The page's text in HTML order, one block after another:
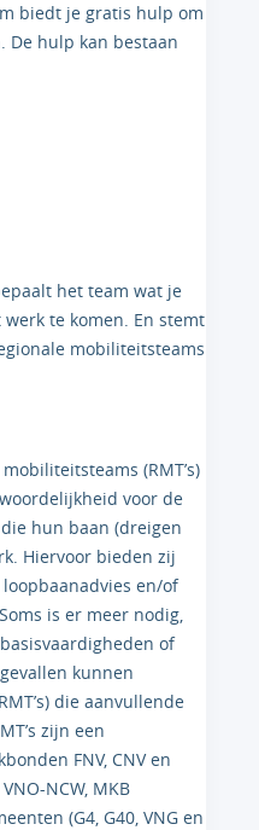
biedt je gratis hulp om
De hulp kan bestaan
het team wat je
te komen. En stemt
mobiliteitsteams
(RMT’s)
voor de
hun baan (dreigen
Hiervoor bieden zij
en/of
is er meer nodig,
of
kunnen
die aanvullende
zijn een
FNV, CNV en
NCW, MKB
(G4, G40, VNG en